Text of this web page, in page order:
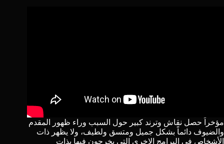
مؤخراً حصل نقاش وترند كبير حول السبب وراء ظهور المقدم
والضيوف دائماً بشكل جميل ومتسق ولطيف، ولا يظهر ذات
الأشخاص في البرامج الاخرى التي يخرجون فيها بذات